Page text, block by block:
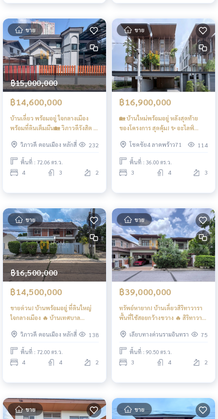
ขาย
฿15,000,000
฿14,600,000
บ้านเดี่ยว พร้อมอยู่ ใจกลางเมือง
พร้อมที่ดินเต็มผืน🏡 วิภาวดีรังสิต 3
Vibhavadi Rangsit Soi 3 Yak 7 / 4
Bedrooms (FOR SALE) TPM397
วิภาวดี ดอนเมือง หลักสี่ 232
พื้นที่ : 72.06 ตร.ว.
4 3 2
ขาย
฿16,900,000
🏡 บ้านใหม่พร้อมอยู่ หลังสุดท้าย
ของโครงการ สุดคุ้ม! ✨ อะไลฟ์
(ขาย), ALIVE Ekamai-Ramintra /
3 Bedrooms (FOR SALE)
TPM412
โชคชัย4 ลาดพร้าว71 114
พื้นที่ : 36.00 ตร.ว.
3 4 3
ขาย
฿16,500,000
฿14,500,000
ขายด่วน! บ้านพร้อมอยู่ ที่ดินใหญ่
ใจกลางเมือง 🔥 บ้านเทศบาล
(ขาย), Baan Tessaban Songkhro
2 Yaek 10 / 4 Bedrooms (FOR
SALE) TPM415
วิภาวดี ดอนเมือง หลักสี่ 138
พื้นที่ : 72.00 ตร.ว.
4 4 2
ขาย
฿39,000,000
ทรัพย์หายาก! บ้านเดี่ยวสิริทาวารา
พื้นที่ใช้สอยกว้างขวาง 🔥 สิริทาวารา
Bedrooms (FOR SALE) TPM420
เลียบทางด่วนรามอินทรา 75
พื้นที่ : 90.50 ตร.ว.
3 4 2
ขาย ขาย